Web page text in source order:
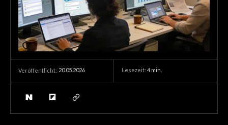
Veröffentlicht: 20.05.2026 Lesezeit: 4 min.